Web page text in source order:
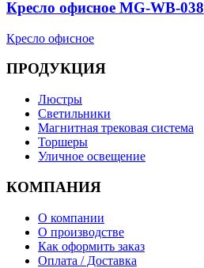
Кресло офисное MG-WB-038
Кресло офисное
ПРОДУКЦИЯ
Люстры
Светильники
Магнитная трековая система
Торшеры
Уличное освещение
КОМПАНИЯ
О компании
О производстве
Как оформить заказ
Оплата / Доставка